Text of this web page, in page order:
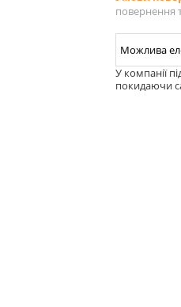
повернення
У компанії
покидаючи